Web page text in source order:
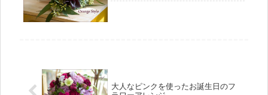
大人なピンクを使ったお誕生日のフ